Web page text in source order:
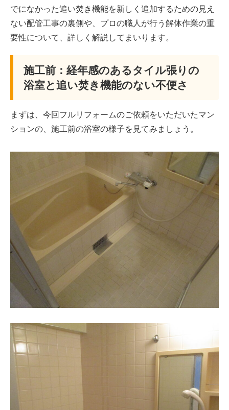
でになかった追い焚き機能を新しく追加するための見え
ない配管工事の裏側や、プロの職人が行う解体作業の重
要性について、詳しく解説してまいります。
施工前：経年感のあるタイル張りの
浴室と追い焚き機能のない不便さ
まずは、今回フルリフォームのご依頼をいただいたマン
ションの、施工前の浴室の様子を見てみましょう。